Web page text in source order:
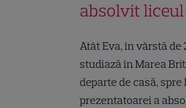
absolvit
Atât Eva, în vârstă de
studiază în Marea
departe de casă,
prezentatoarei a